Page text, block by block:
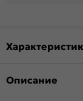
Описание